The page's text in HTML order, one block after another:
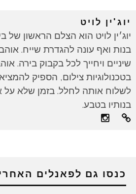
יוג'ין לויט
יוג׳ין לויט הוא הצלם הראשון של
בנות ואף עונה להגדרת שייח.
שיניים ויחייך לכל בקבוק בירה.
בטכנולוגיות צילום, הספיק
לשלוח אותה לחלל. בזמן שלא
בנותיו בטבע.
כנסו גם לפאנלים